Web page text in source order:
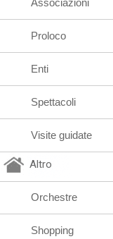
Associazioni
Proloco
Enti
Spettacoli
Visite guidate
Altro
Orchestre
Shopping